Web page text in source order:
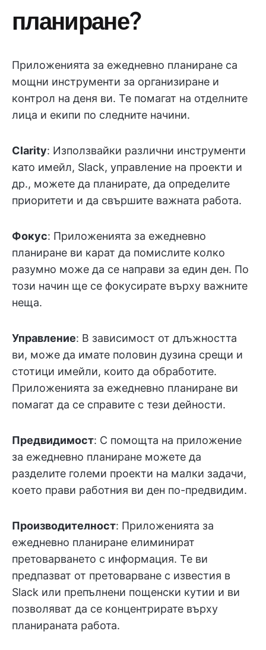
планиране?
Приложенията за ежедневно планиране са
мощни инструменти за организиране и
контрол на деня ви. Те помагат на отделните
лица и екипи по следните начини.
Clarity: Използвайки различни инструменти
като имейл, Slack, управление на проекти и
др., можете да планирате, да определите
приоритети и да свършите важната работа.
Фокус: Приложенията за ежедневно
планиране ви карат да помислите колко
разумно може да се направи за един ден. По
този начин ще се фокусирате върху важните
неща.
Управление: В зависимост от длъжността
ви, може да имате половин дузина срещи и
стотици имейли, които да обработите.
Приложенията за ежедневно планиране ви
помагат да се справите с тези дейности.
Предвидимост: С помощта на приложение
за ежедневно планиране можете да
разделите големи проекти на малки задачи,
което прави работния ви ден по-предвидим.
Производителност: Приложенията за
ежедневно планиране елиминират
претоварването с информация. Те ви
предпазват от претоварване с известия в
Slack или препълнени пощенски кутии и ви
позволяват да се концентрирате върху
планираната работа.